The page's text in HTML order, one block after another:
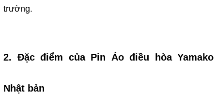
trường.
2. Đặc điểm của Pin Áo điều hòa Yamako
Nhật bản